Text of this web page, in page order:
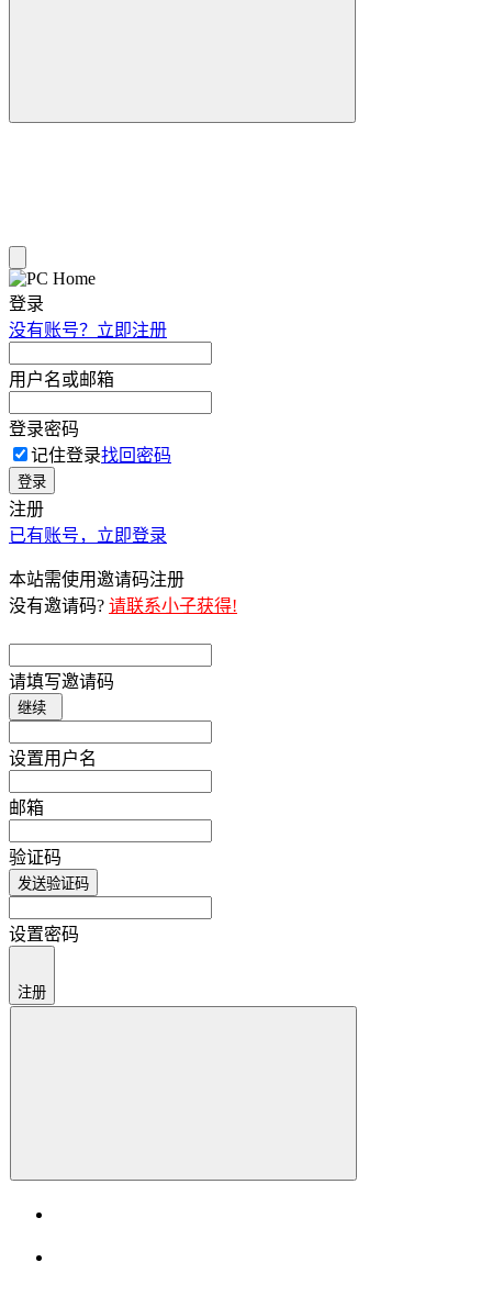
登录
没有账号？立即注册
用户名或邮箱
登录密码
记住登录找回密码
登录
注册
已有账号，立即登录
本站需使用邀请码注册
没有邀请码? 请联系小子获得!
请填写邀请码
继续
设置用户名
邮箱
验证码
发送验证码
设置密码
注册